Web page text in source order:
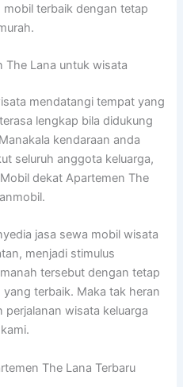
terbaik dengan tetap
The Lana untuk wisata
mendatangi tempat yang
lengkap bila didukung
kendaraan anda
seluruh anggota keluarga,
dekat Apartemen The
jasa sewa mobil wisata
menjadi stimulus
tersebut dengan tetap
terbaik. Maka tak heran
wisata keluarga
The Lana Terbaru